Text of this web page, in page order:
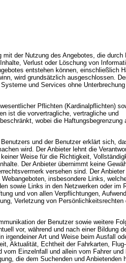
der Nutzung des Angebotes, die durch
Verlust oder Löschung von
entstehen können, einschließlich
wird grundsätzlich ausgeschlossen.
und Services ohne
Pflichten (Kardinalpflichten)
ist die vorvertragliche, vertragliche und
wobei die Haftungsbegrenzung
und der Benutzer erklärt sich,
wird. Der Anbieter lehnt die
Weise für die Richtigkeit,
Der Anbieter übernimmt keine
versehen sind. Der
insbesondere Links,
sowie Links in den Netzwerken oder im
und von allen Verpflichtungen,
Verletzung von Persönlichkeitsrechten
der Benutzer sowie weitere
vor, während und nach einer Bildung
irgendeiner Art und Weise beim Ausfall
Aktualität, Echtheit der Fahrkarten,
Einzelnfall und allein vom Fahrer und
die dem Suchenden und Anbietenden